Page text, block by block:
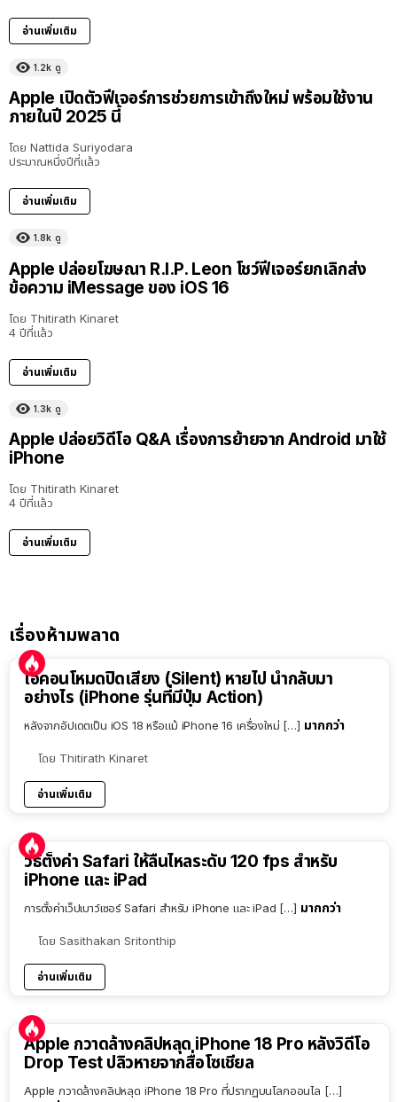
อ่านเพิ่มเติม
1.2k ดู
Apple เปิดตัวฟีเจอร์การช่วยการเข้าถึงใหม่ พร้อมใช้งาน
ภายในปี 2025 นี้
โดย Nattida Suriyodara
ประมาณหนึ่งปีที่แล้ว
อ่านเพิ่มเติม
1.8k ดู
Apple ปล่อยโฆษณา R.I.P. Leon โชว์ฟีเจอร์ยกเลิกส่ง
ข้อความ iMessage ของ iOS 16
โดย Thitirath Kinaret
4 ปีที่แล้ว
อ่านเพิ่มเติม
1.3k ดู
Apple ปล่อยวิดีโอ Q&A เรื่องการย้ายจาก Android มาใช้
iPhone
โดย Thitirath Kinaret
4 ปีที่แล้ว
อ่านเพิ่มเติม
เรื่องห้ามพลาด
ไอคอนโหมดปิดเสียง (Silent) หายไป นำกลับมา
อย่างไร (iPhone รุ่นที่มีปุ่ม Action)
หลังจากอัปเดตเป็น iOS 18 หรือแม้ iPhone 16 เครื่องใหม่ […] มากกว่า
โดย Thitirath Kinaret
อ่านเพิ่มเติม
วิธีตั้งค่า Safari ให้ลื่นไหลระดับ 120 fps สำหรับ
iPhone และ iPad
การตั้งค่าเว็ปเบาว์เซอร์ Safari สำหรับ iPhone และ iPad […] มากกว่า
โดย Sasithakan Sritonthip
อ่านเพิ่มเติม
Apple กวาดล้างคลิปหลุด iPhone 18 Pro หลังวิดีโอ
Drop Test ปลิวหายจากสื่อโซเชียล
Apple กวาดล้างคลิปหลุด iPhone 18 Pro ที่ปรากฏบนโลกออนไล […]